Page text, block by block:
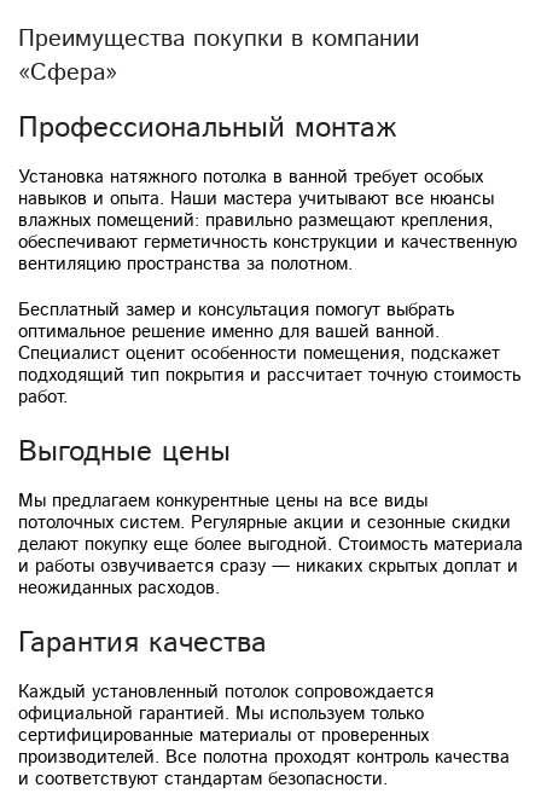
Преимущества покупки в компании
«Сфера»
Профессиональный монтаж
Установка натяжного потолка в ванной требует особых
навыков и опыта. Наши мастера учитывают все нюансы
влажных помещений: правильно размещают крепления,
обеспечивают герметичность конструкции и качественную
вентиляцию пространства за полотном.
Бесплатный замер и консультация помогут выбрать
оптимальное решение именно для вашей ванной.
Специалист оценит особенности помещения, подскажет
подходящий тип покрытия и рассчитает точную стоимость
работ.
Выгодные цены
Мы предлагаем конкурентные цены на все виды
потолочных систем. Регулярные акции и сезонные скидки
делают покупку еще более выгодной. Стоимость материала
и работы озвучивается сразу — никаких скрытых доплат и
неожиданных расходов.
Гарантия качества
Каждый установленный потолок сопровождается
официальной гарантией. Мы используем только
сертифицированные материалы от проверенных
производителей. Все полотна проходят контроль качества
и соответствуют стандартам безопасности.